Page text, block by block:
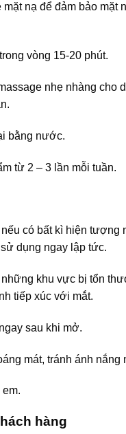
mặt nạ để đảm bảo mặt
vòng 15-20 phút.
nhẹ nhàng cho
bằng nước.
từ 2 – 3 lần mỗi tuần.
có bất kì hiện tượng
dụng ngay lập tức.
khu vực bị tổn
tiếp xúc với mắt.
sau khi mở.
mát, tránh ánh nắng
hàng